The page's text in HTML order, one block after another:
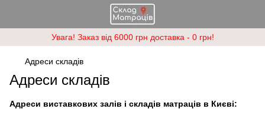
Увага! Заказ від 6000 грн доставка - 0 грн!
Адреси складів
Адреси складів
Адреси виставкових залів і складів матраців в Києві: